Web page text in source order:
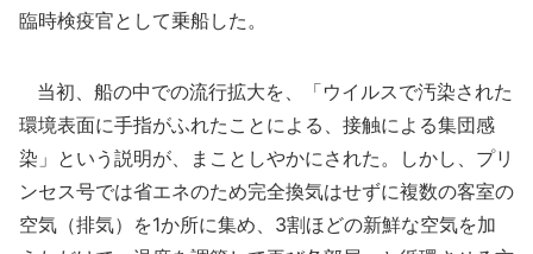
臨時検疫官として乗船した。
当初、船の中での流行拡大を、「ウイルスで汚染された
環境表面に手指がふれたことによる、接触による集団感
染」という説明が、まことしやかにされた。しかし、プリ
ンセス号では省エネのため完全換気はせずに複数の客室の
空気（排気）を1か所に集め、3割ほどの新鮮な空気を加